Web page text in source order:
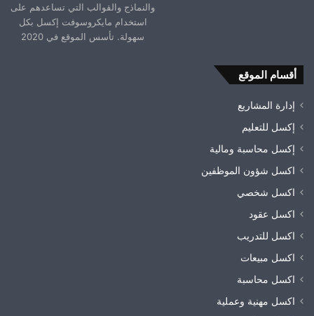
والنماذج والقوالب التي تساعدهم على
استخدام مايكروسوفت إكسل بكل
سهولة. تأسس الموقع في 2020
أقسام الموقع
إدارة المشاريع
إكسل للتعليم
إكسل محاسبة ومالية
اكسل شؤون الموظفين
اكسل شخصي
اكسل عقود
اكسل للتدريب
اكسل مبيعات
اكسل محاسبة
اكسل مهنية وعملية